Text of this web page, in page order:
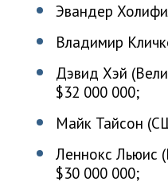
Эвандер
Владимир
Дэвид Хэй
$32 000 000;
Майк Тайсон
Леннокс Льюис
$30 000 000;